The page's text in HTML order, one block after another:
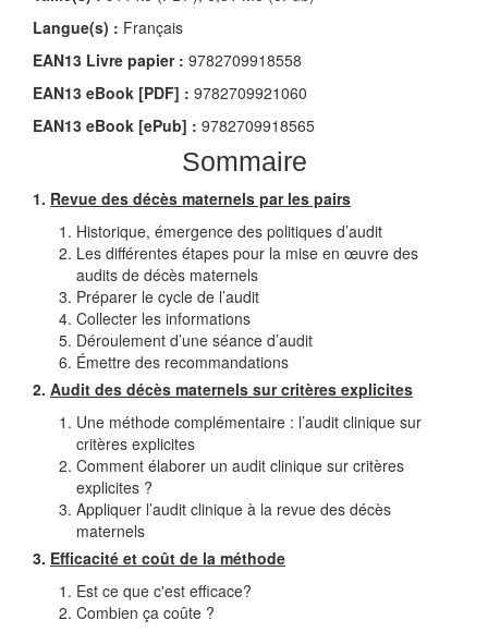
Langue(s) : Français
EAN13 Livre papier : 9782709918558
EAN13 eBook [PDF] : 9782709921060
EAN13 eBook [ePub] : 9782709918565
Sommaire
1. Revue des décès maternels par les pairs
Historique, émergence des politiques d’audit
Les différentes étapes pour la mise en œuvre des
audits de décès maternels
Préparer le cycle de l’audit
Collecter les informations
Déroulement d’une séance d’audit
Émettre des recommandations
2. Audit des décès maternels sur critères explicites
Une méthode complémentaire : l’audit clinique sur
critères explicites
Comment élaborer un audit clinique sur critères
explicites ?
Appliquer l’audit clinique à la revue des décès
maternels
3. Efficacité et coût de la méthode
Est ce que c'est efficace?
Combien ça coûte ?